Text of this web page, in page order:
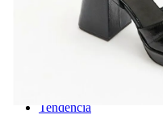
instagram
facebook
Tendencia